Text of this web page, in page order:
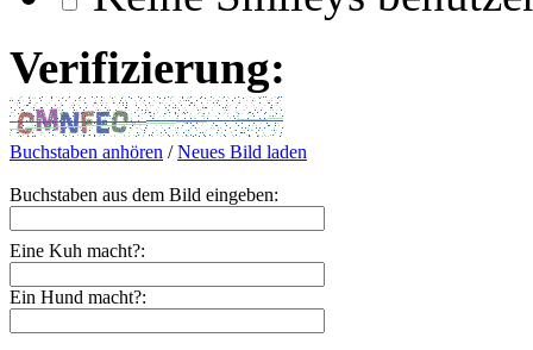
Verifizierung:
Buchstaben anhören /Neues Bild laden
Buchstaben aus dem Bild eingeben:
Eine Kuh macht?:
Ein Hund macht?: